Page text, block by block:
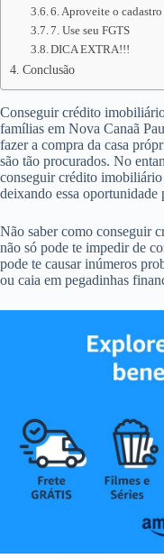
6. Aproveite o
7. Use seu FGTS
DICA EXTRA!!!
Conclusão
Conseguir crédito
famílias em Nova Canaã
fazer a compra da casa
são tão procurados. No
conseguir crédito imobiliário
deixando essa oportunidade
Não saber como conseguir
não só pode te impedir de
pode te causar inúmeros
ou caia em pegadinhas